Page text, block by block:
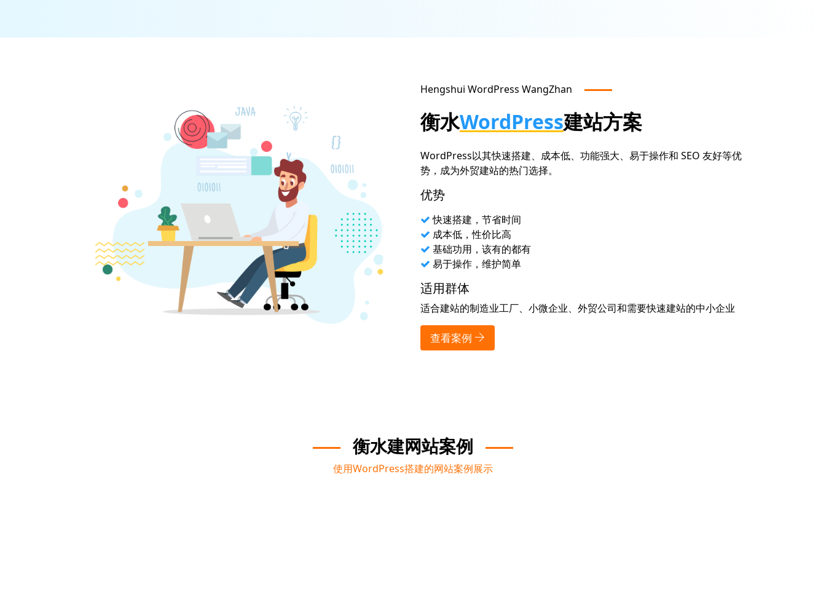
Hengshui WordPress WangZhan
衡水WordPress建站方案
WordPress以其快速搭建、成本低、功能强大、易于操作和 SEO 友好等优
势，成为外贸建站的热门选择。
优势
快速搭建，节省时间
成本低，性价比高
基础功用，该有的都有
易于操作，维护简单
适用群体
适合建站的制造业工厂、小微企业、外贸公司和需要快速建站的中小企业
查看案例
衡水建网站案例
使用WordPress搭建的网站案例展示